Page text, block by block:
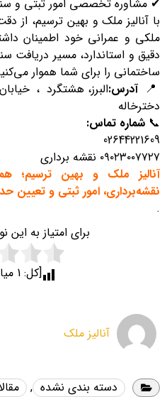
✔ مشاوره تخصصی امور ثبتی و
با آنالیز ملک و بهین ترسیم، از
ملکی و عمرانی خود اطمینان
دقیق و استاندارد، مسیر دریافت
ساختمانی را برای شما هموار
📍آدرس:البرز، هشتگرد ،
دخترخاله
📞 شماره تماس:
02644221609
۰۹۰۲۳۰۰۷۷۲۷ نقشه برداری
آنالیز ملک و بهین ترسیم؛
نقشه‌برداری، امور ثبتی و تعیین
.
برای امتیاز به این
[کل:1
آنالیز ملک
دسته بندی نشده ,